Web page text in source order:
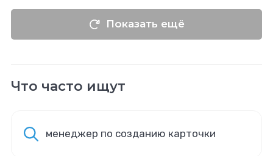
этичности
Показать ещё
Что часто ищут
менеджер по созданию карточки